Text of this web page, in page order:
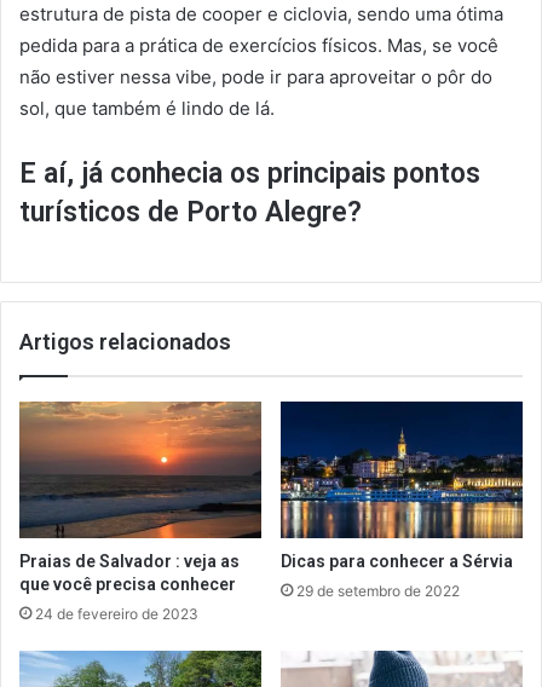
estrutura de pista de cooper e ciclovia, sendo uma ótima
pedida para a prática de exercícios físicos. Mas, se você
não estiver nessa vibe, pode ir para aproveitar o pôr do
sol, que também é lindo de lá.
E aí, já conhecia os principais pontos
turísticos de Porto Alegre?
Artigos relacionados
Praias de Salvador : veja as
que você precisa conhecer
24 de fevereiro de 2023
Dicas para conhecer a Sérvia
29 de setembro de 2022